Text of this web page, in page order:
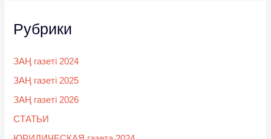
Рубрики
ЗАҢ газеті 2024
ЗАҢ газеті 2025
ЗАҢ газеті 2026
СТАТЬИ